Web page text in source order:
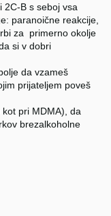
2C-B s seboj vsa
paranoične reakcije,
za primerno okolje
si v dobri
da vzameš
prijateljem poveš
pri MDMA), da
brezalkoholne